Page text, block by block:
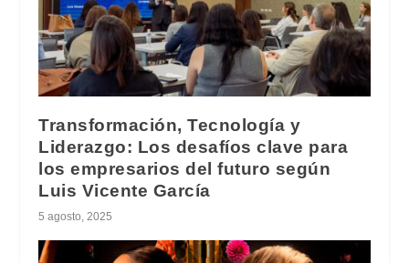
Transformación, Tecnología y
Liderazgo: Los desafíos clave para
los empresarios del futuro según
Luis Vicente García
5 agosto, 2025